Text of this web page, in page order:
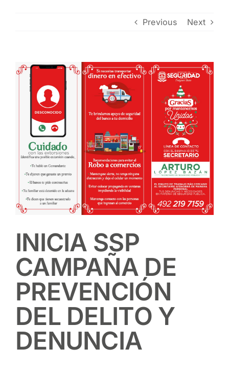
Previous Next
View
Larger
Image
INICIA SSP
CAMPAÑA DE
PREVENCIÓN
DEL DELITO Y
DENUNCIA